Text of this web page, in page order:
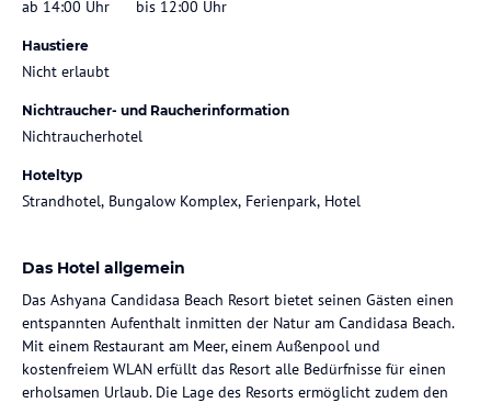
ab 14:00 Uhr bis 12:00 Uhr
Haustiere
Nicht erlaubt
Nichtraucher- und Raucherinformation
Nichtraucherhotel
Hoteltyp
Strandhotel, Bungalow Komplex, Ferienpark, Hotel
Das Hotel allgemein
Das Ashyana Candidasa Beach Resort bietet seinen Gästen einen
entspannten Aufenthalt inmitten der Natur am Candidasa Beach.
Mit einem Restaurant am Meer, einem Außenpool und
kostenfreiem WLAN erfüllt das Resort alle Bedürfnisse für einen
erholsamen Urlaub. Die Lage des Resorts ermöglicht zudem den